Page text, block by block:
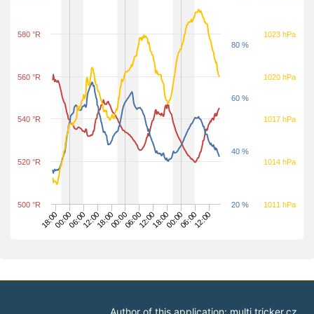
00:00 12:00 00:00 12:00 00:00 12:00
18:00 06:00 18:00 06:00 18:00 06:00
500 °R
520 °R
540 °R
560 °R
580 °R
20 %
40 %
60 %
80 %
1011 hPa
1014 hPa
1017 hPa
1020 hPa
1023 hPa
Author of this application: multi.tricker.cz